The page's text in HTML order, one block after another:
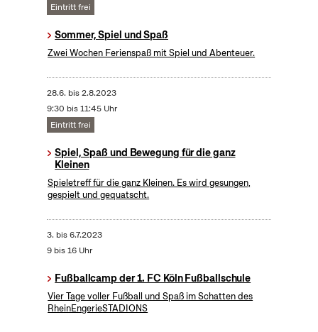
Eintritt frei
Sommer, Spiel und Spaß
Zwei Wochen Ferienspaß mit Spiel und Abenteuer.
28.6. bis2.8.2023
9:30 bis 11:45 Uhr
Eintritt frei
Spiel, Spaß und Bewegung für die ganz
Kleinen
Spieletreff für die ganz Kleinen. Es wird gesungen,
gespielt und gequatscht.
3. bis6.7.2023
9 bis 16 Uhr
Fußballcamp der 1. FC Köln Fußballschule
Vier Tage voller Fußball und Spaß im Schatten des
RheinEngerieSTADIONS